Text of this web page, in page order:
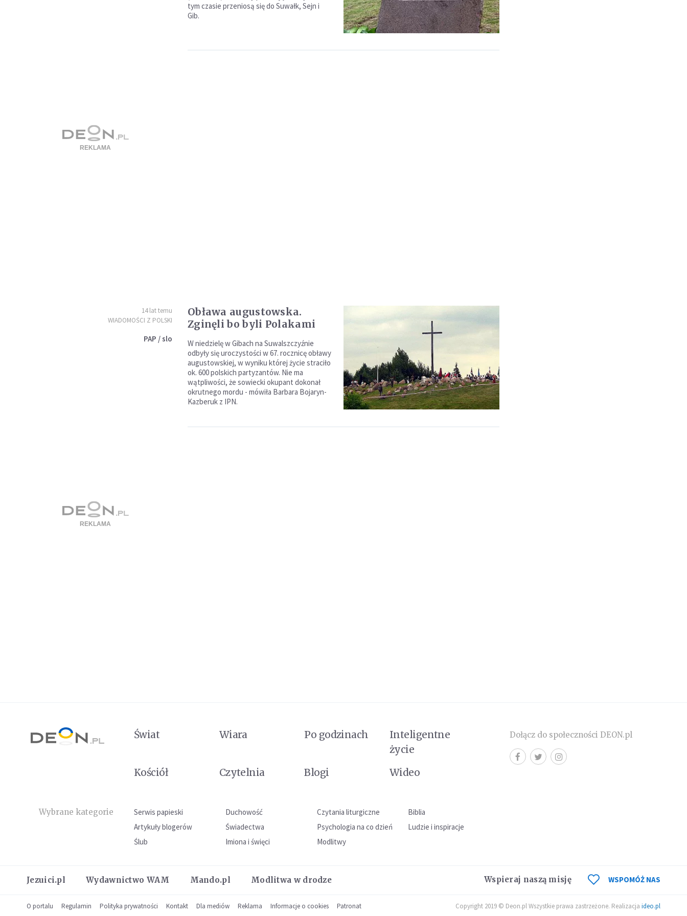
tym czasie przeniosą się do Suwałk, Sejn i
Gib.
14 lat temu
WIADOMOŚCI Z POLSKI
PAP / slo
Obława augustowska.
Zginęli bo byli Polakami
W niedzielę w Gibach na Suwalszczyźnie
odbyły się uroczystości w 67. rocznicę obławy
augustowskiej, w wyniku której życie straciło
ok. 600 polskich partyzantów. Nie ma
wątpliwości, że sowiecki okupant dokonał
okrutnego mordu - mówiła Barbara Bojaryn-
Kazberuk z IPN.
Świat Wiara Po godzinach
Inteligentne
życie
Kościół
Czytelnia Blogi Wideo
Wybrane kategorie Serwis papieski Duchowość Czytania liturgiczne
Biblia
Artykuły blogerów
Świadectwa Psychologia na co dzień
Ludzie i inspiracje
Ślub
Imiona i święci Modlitwy
Dołącz do społeczności DEON.pl
Jezuici.pl Wydawnictwo WAM Mando.pl Modlitwa w drodze Wspieraj naszą misję WSPOMÓŻ NAS
O portalu Regulamin Polityka prywatności Kontakt Dla mediów Reklama Informacje o cookies Patronat Copyright 2019 © Deon.pl Wszystkie prawa zastrzeżone. Realizacja ideo.pl